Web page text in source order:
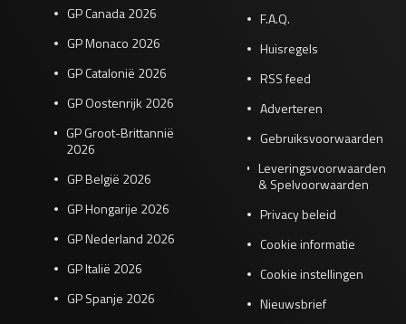
GP Canada 2026
GP Monaco 2026
GP Catalonië 2026
GP Oostenrijk 2026
GP Groot-Brittannië
2026
GP België 2026
GP Hongarije 2026
GP Nederland 2026
GP Italië 2026
GP Spanje 2026
F.A.Q.
Huisregels
RSS feed
Adverteren
Gebruiksvoorwaarden
Leveringsvoorwaarden
& Spelvoorwaarden
Privacy beleid
Cookie informatie
Cookie instellingen
Nieuwsbrief